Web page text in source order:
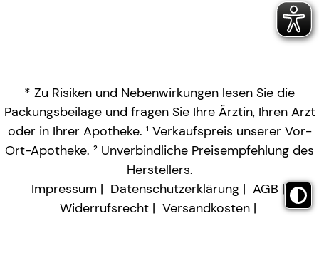
* Zu Risiken und Nebenwirkungen lesen Sie die
Packungsbeilage und fragen Sie Ihre Ärztin, Ihren Arzt
oder in Ihrer Apotheke. ¹ Verkaufspreis unserer Vor-
Ort-Apotheke. ² Unverbindliche Preisempfehlung des
Herstellers.
Impressum
Datenschutzerklärung
AGB
Widerrufsrecht
Versandkosten